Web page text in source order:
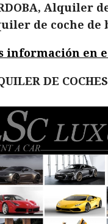
Alquiler
de coche de
información en
DE